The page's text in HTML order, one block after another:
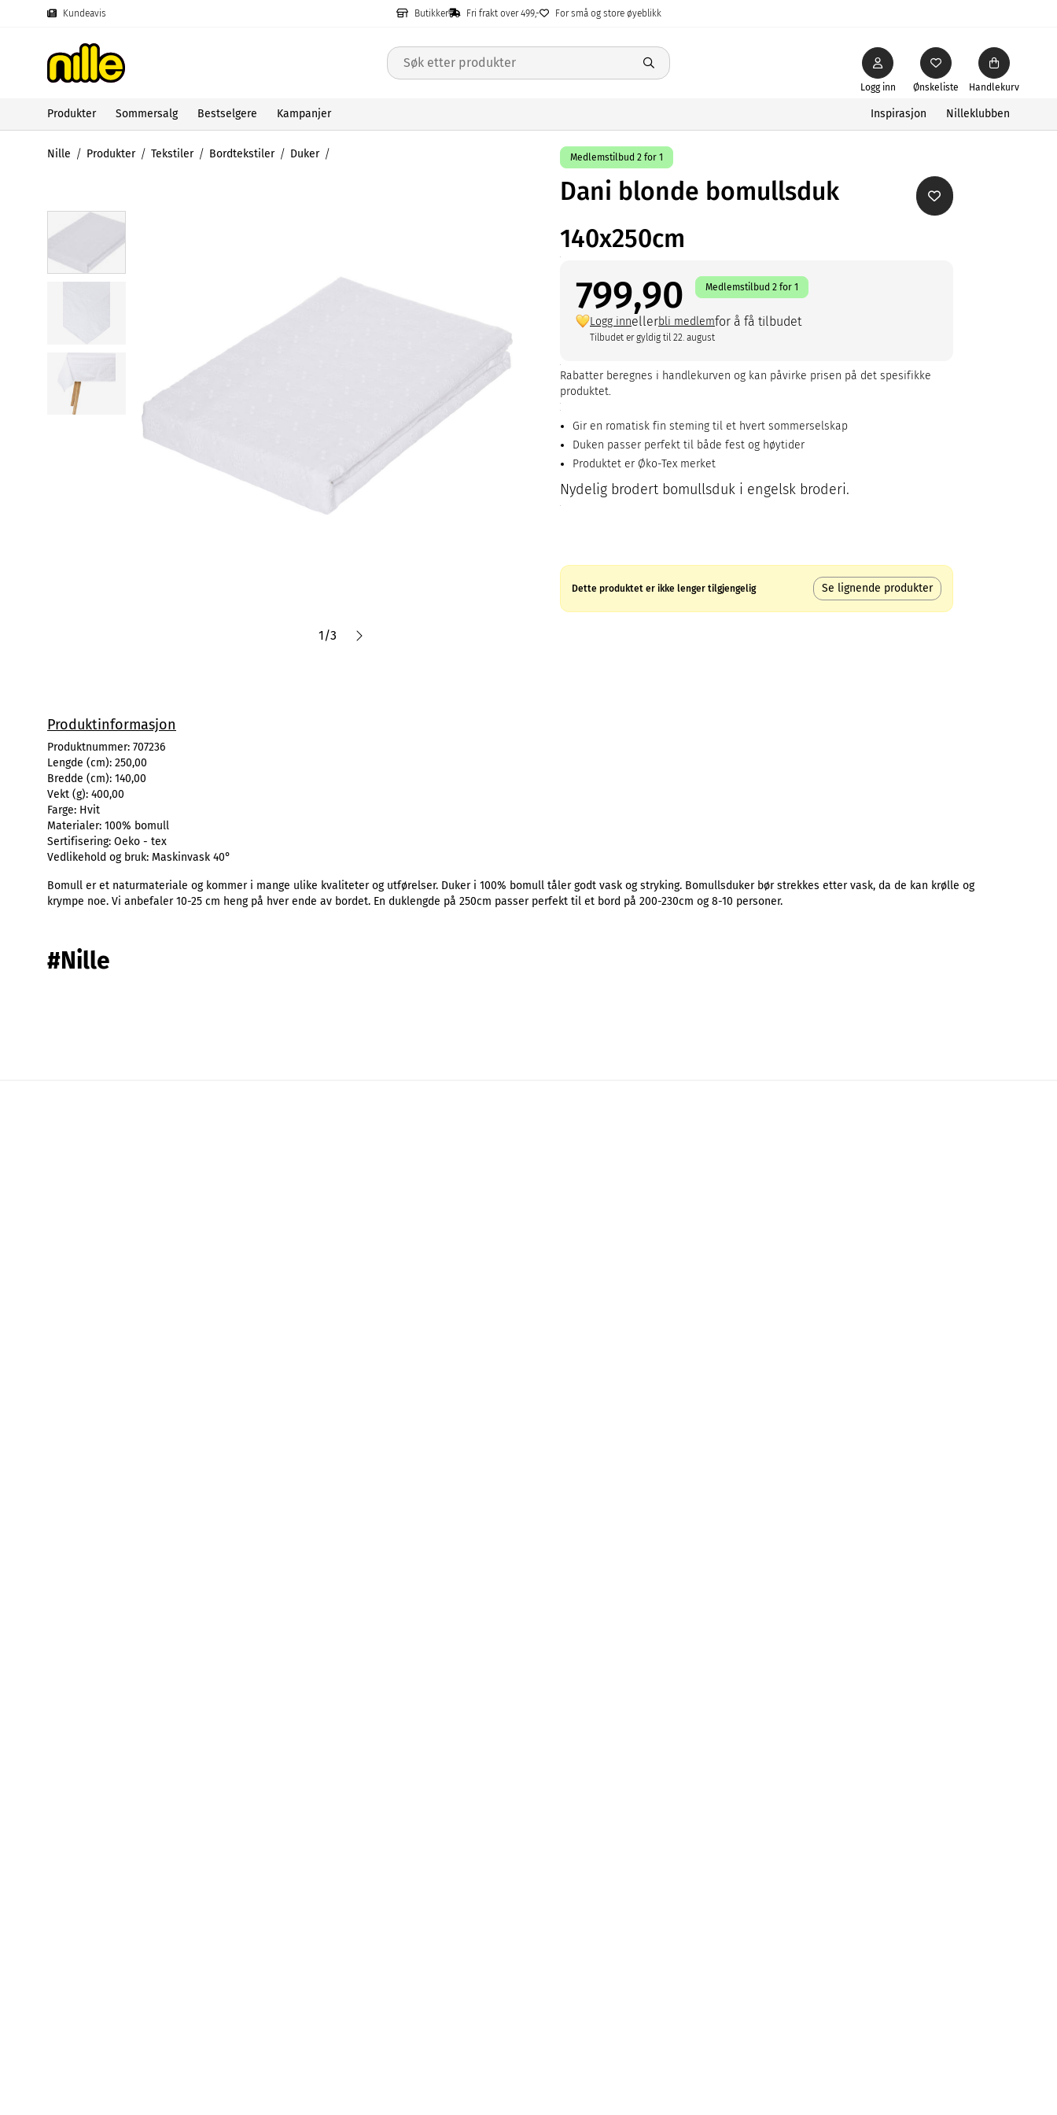
Kundeavis Butikker Fri frakt over 499,- For små og store øyeblikk
Ønskeliste
Logg inn Handlekurv
Produkter Sommersalg Bestselgere Kampanjer Inspirasjon Nilleklubben
Nille Produkter Tekstiler Bordtekstiler Duker
1/3
Medlemstilbud 2 for 1
Dani blonde bomullsduk
140x250cm
799,90 Medlemstilbud 2 for 1
Logg innellerbli medlemfor å få tilbudet
Tilbudet er gyldig til 22. august
Rabatter beregnes i handlekurven og kan påvirke prisen på det spesifikke
produktet.
Gir en romatisk fin steming til et hvert sommerselskap
Duken passer perfekt til både fest og høytider
Produktet er Øko-Tex merket
Nydelig brodert bomullsduk i engelsk broderi.
Dette produktet er ikke lenger tilgjengelig Se lignende produkter
Produktinformasjon
Produktnummer: 707236
Lengde (cm): 250,00
Bredde (cm): 140,00
Vekt (g): 400,00
Farge: Hvit
Materialer: 100% bomull
Sertifisering: Oeko - tex
Vedlikehold og bruk: Maskinvask 40°
Bomull er et naturmateriale og kommer i mange ulike kvaliteter og utførelser. Duker i 100% bomull tåler godt vask og stryking. Bomullsduker bør strekkes etter vask, da de kan krølle og
krympe noe. Vi anbefaler 10-25 cm heng på hver ende av bordet. En duklengde på 250cm passer perfekt til et bord på 200-230cm og 8-10 personer.
#Nille